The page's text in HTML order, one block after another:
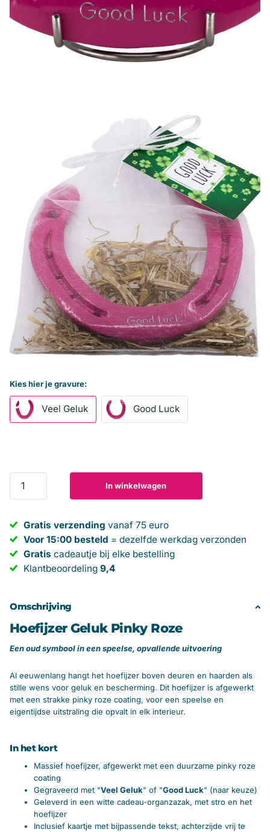
Kies hier je gravure:
Veel Geluk Good Luck
In winkelwagen
Gratis verzendingvanaf 75 euro
Voor 15:00 besteld = dezelfde werkdag verzonden
Gratiscadeautje bij elke bestelling
Klantbeoordeling9,4
Omschrijving
Hoefijzer Geluk Pinky Roze
Een oud symbool in een speelse, opvallende uitvoering
Al eeuwenlang hangt het hoefijzer boven deuren en haarden als
stille wens voor geluk en bescherming. Dit hoefijzer is afgewerkt
met een strakke pinky roze coating, voor een speelse en
eigentijdse uitstraling die opvalt in elk interieur.
In het kort
Massief hoefijzer, afgewerkt met een duurzame pinky roze
coating
Gegraveerd met "Veel Geluk" of "Good Luck" (naar keuze)
Geleverd in een witte cadeau-organzazak, met stro en het
hoefijzer
Inclusief kaartje met bijpassende tekst, achterzijde vrij te